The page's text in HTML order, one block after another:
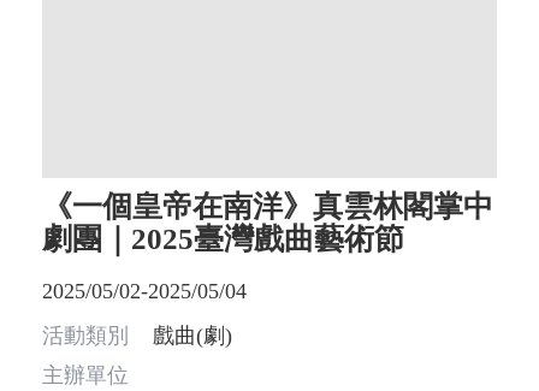
《一個皇帝在南洋》真雲林閣掌中
劇團｜2025臺灣戲曲藝術節
2025/05/02-2025/05/04
活動類別
戲曲(劇)
主辦單位